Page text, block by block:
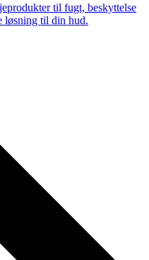
til fugt, beskyttelse
løsning til din hud.